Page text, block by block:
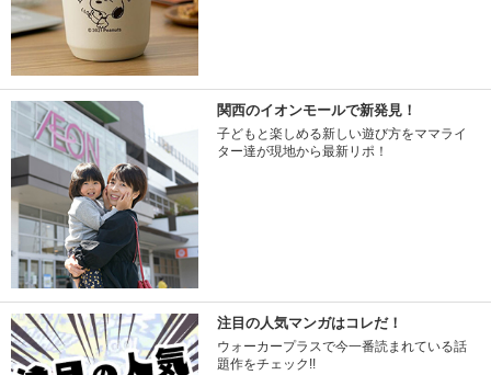
関西のイオンモールで新発見！
子どもと楽しめる新しい遊び方をママライ
ター達が現地から最新リポ！
注目の人気マンガはコレだ！
ウォーカープラスで今一番読まれている話
題作をチェック!!